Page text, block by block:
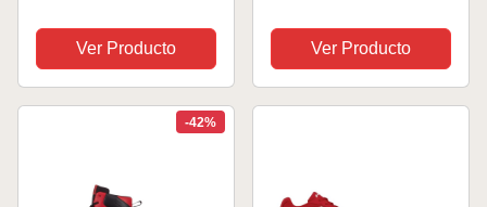
Ver Producto
Ver Producto
-42%